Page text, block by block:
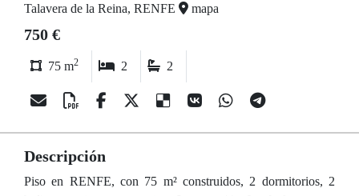
Talavera de la Reina, RENFE mapa
750 €
75 m2 2 2
Descripción
Piso en RENFE, con 75 m² construidos, 2 dormitorios, 2